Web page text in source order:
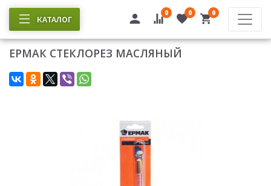
КАТАЛОГ
0 0 0
ЕРМАК СТЕКЛОРЕЗ МАСЛЯНЫЙ